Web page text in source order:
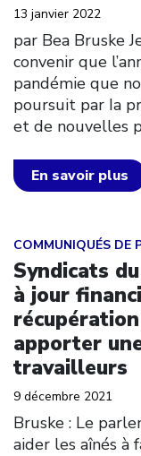
13 janvier 2022
par Bea Bruske
convenir que
pandémie que
poursuit par Ia
et de nouvelles
En savoir plus
COMMUNIQUÉS DE
Syndicats
à jour
apporter
travailleurs
9 décembre 2021
Bruske : Le
aider les aînés à
Click to open